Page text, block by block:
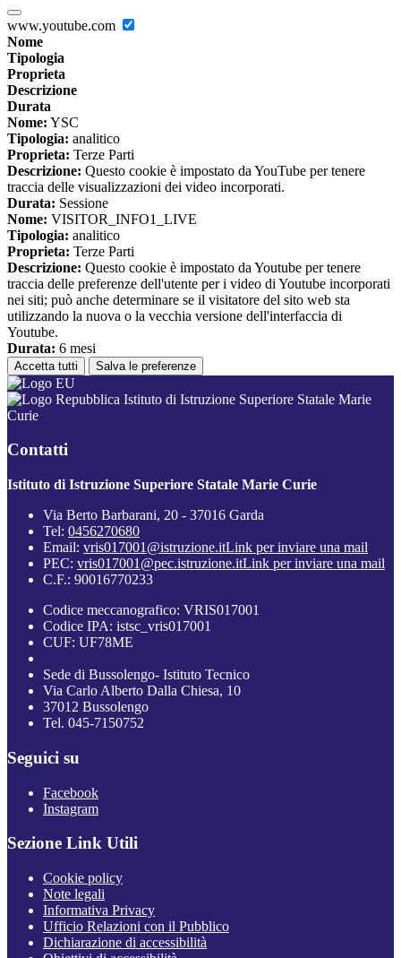
www.youtube.com
Nome
Tipologia
Proprieta
Descrizione
Durata
Nome: YSC
Tipologia: analitico
Proprieta: Terze Parti
Descrizione: Questo cookie è impostato da YouTube per tenere
traccia delle visualizzazioni dei video incorporati.
Durata: Sessione
Nome: VISITOR_INFO1_LIVE
Tipologia: analitico
Proprieta: Terze Parti
Descrizione: Questo cookie è impostato da Youtube per tenere
traccia delle preferenze dell'utente per i video di Youtube incorporati
nei siti; può anche determinare se il visitatore del sito web sta
utilizzando la nuova o la vecchia versione dell'interfaccia di
Youtube.
Durata: 6 mesi
Accetta tutti Salva le preferenze
Istituto di Istruzione Superiore Statale Marie
Curie
Contatti
Istituto di Istruzione Superiore Statale Marie Curie
Via Berto Barbarani, 20 - 37016 Garda
Tel: 0456270680
Email: vris017001@istruzione.itLink per inviare una mail
PEC: vris017001@pec.istruzione.itLink per inviare una mail
C.F.: 90016770233
Codice meccanografico: VRIS017001
Codice IPA: istsc_vris017001
CUF: UF78ME
Sede di Bussolengo- Istituto Tecnico
Via Carlo Alberto Dalla Chiesa, 10
37012 Bussolengo
Tel. 045-7150752
Seguici su
Facebook
Instagram
Sezione Link Utili
Cookie policy
Note legali
Informativa Privacy
Ufficio Relazioni con il Pubblico
Dichiarazione di accessibilità